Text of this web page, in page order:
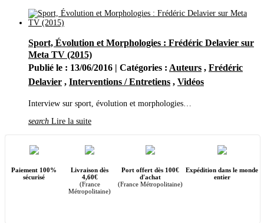
Février(27)
Janvier
Décembre(29)
Novembre
Octobre(32)
Septembre(19)
Août(27)
(23)
Mai(29)
Avril(21)
Mars(56)
Janvier(41)
2022
Novembre (35)
Octobre(31)
Septembre(47)
Sport, Évolution et Morphologies : Frédéric Delavier sur
Meta TV (2015)
Publié le : 13/06/2016 | Catégories : Auteurs , Frédéric
Delavier , Interventions / Entretiens , Vidéos
Interview sur sport, évolution et morphologies…
search Lire la suite
Paiement 100%
sécurisé
Livraison dès
4,60€
(France
Métropolitaine)
Port offert dès 100€
d'achat
(France Métropolitaine)
Expédition dans le monde
entier